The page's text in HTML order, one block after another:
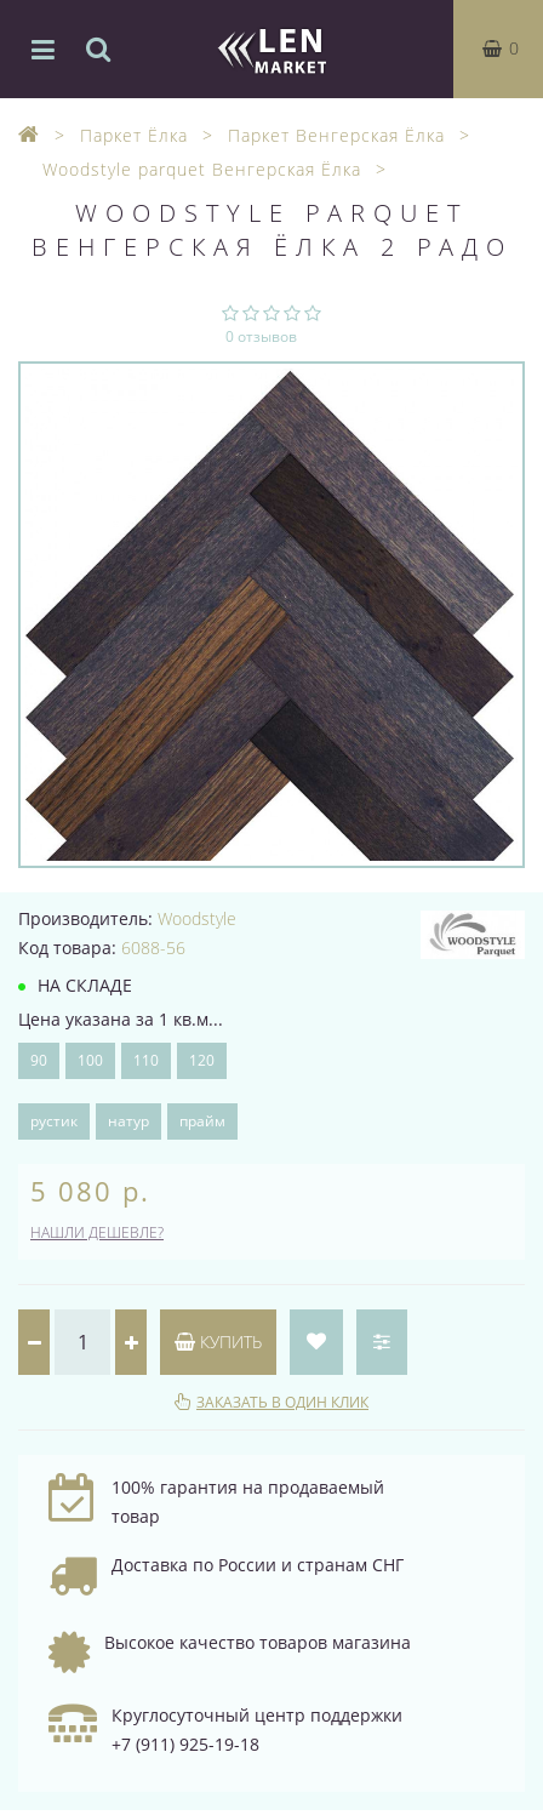
0
Паркет Ёлка
Паркет Венгерская Ёлка
Woodstyle parquet Венгерская Ёлка
WOODSTYLE PARQUET
ВЕНГЕРСКАЯ ЁЛКА 2 РАДО
0 отзывов
Производитель: Woodstyle
Код товара: 6088-56
НА СКЛАДЕ
Цена указана за 1 кв.м...
90 100 110 120
рустик натур прайм
5 080 р.
НАШЛИ ДЕШЕВЛЕ?
КУПИТЬ
ЗАКАЗАТЬ В ОДИН КЛИК
100% гарантия на продаваемый
товар
Доставка по России и странам СНГ
Высокое качество товаров магазина
Круглосуточный центр поддержки
+7 (911) 925-19-18